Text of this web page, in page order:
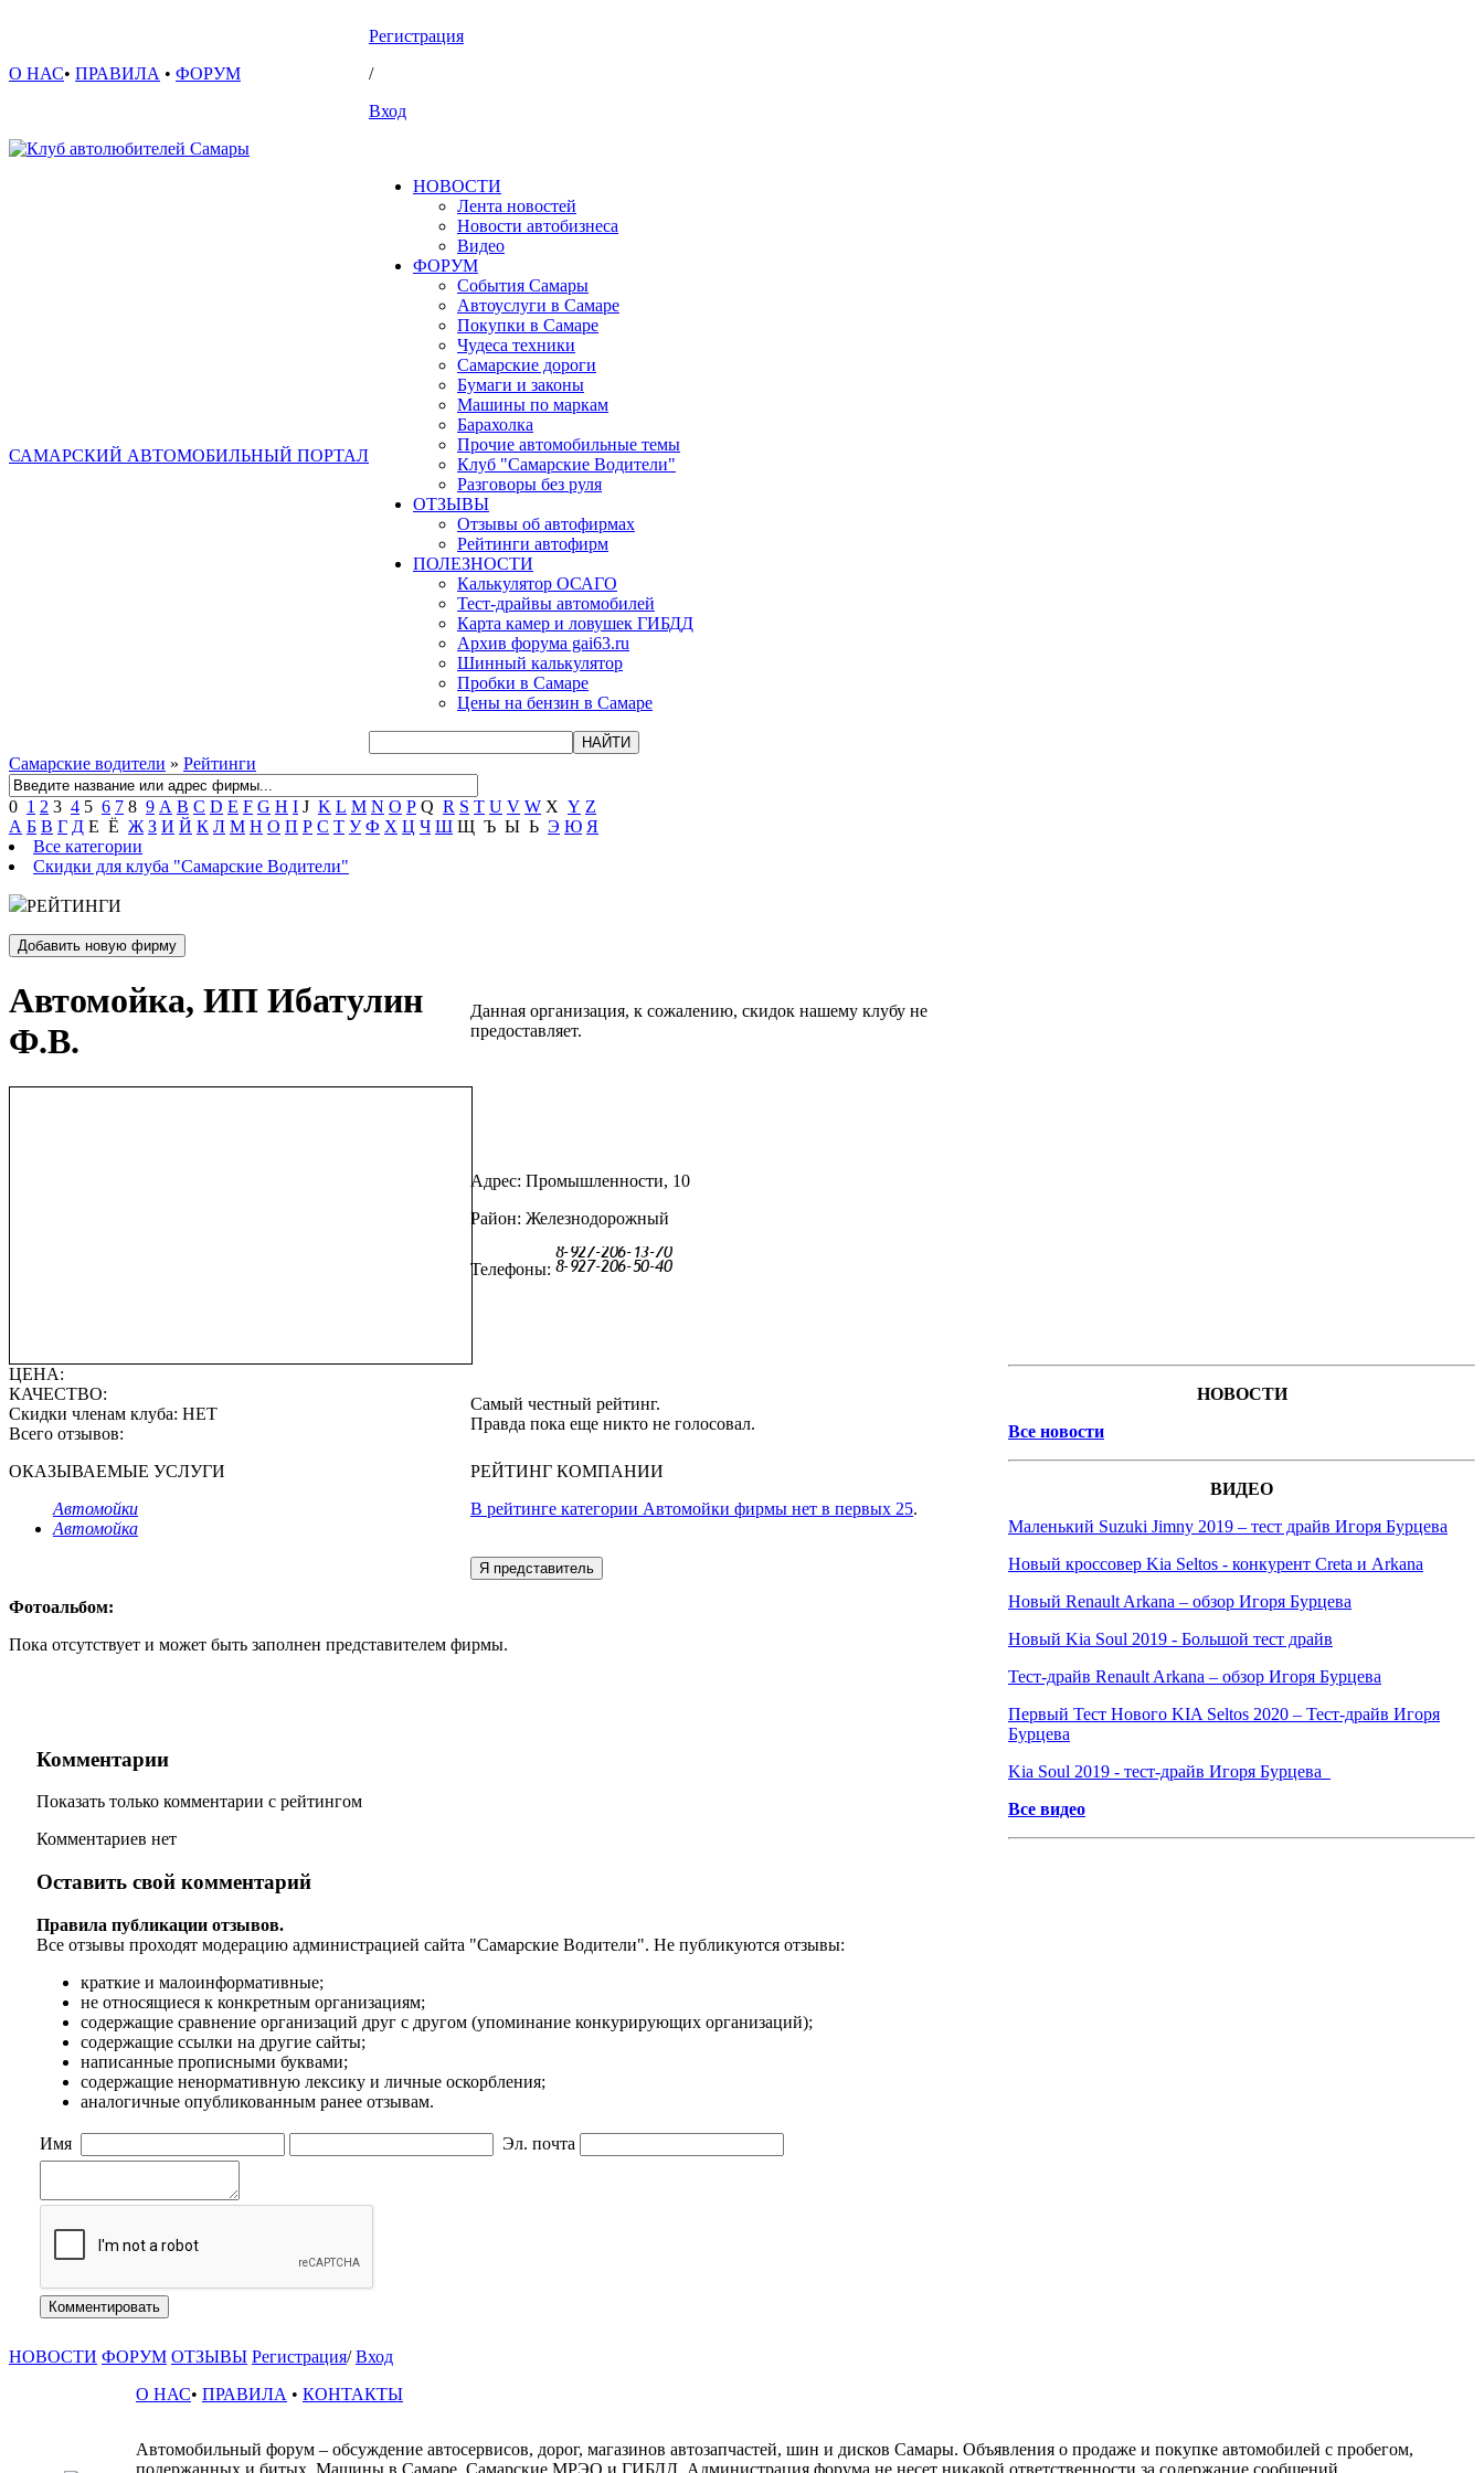
О НАС• ПРАВИЛА • ФОРУМ
Регистрация
/
Вход
САМАРСКИЙ АВТОМОБИЛЬНЫЙ ПОРТАЛ
НОВОСТИ
Лента новостей
Новости автобизнеса
Видео
ФОРУМ
События Самары
Автоуслуги в Самаре
Покупки в Самаре
Чудеса техники
Самарские дороги
Бумаги и законы
Машины по маркам
Барахолка
Прочие автомобильные темы
Клуб "Самарские Водители"
Разговоры без руля
ОТЗЫВЫ
Отзывы об автофирмах
Рейтинги автофирм
ПОЛЕЗНОСТИ
Калькулятор ОСАГО
Тест-драйвы автомобилей
Карта камер и ловушек ГИБДД
Архив форума gai63.ru
Шинный калькулятор
Пробки в Самаре
Цены на бензин в Самаре
Самарские водители » Рейтинги
0 1 2 3 4 5 6 7 8 9 A B C D E F G H I J K L M N O P Q R S T U V W X Y Z
А Б В Г Д Е Ё Ж З И Й К Л М Н О П Р С Т У Ф Х Ц Ч Ш Щ Ъ Ы Ь Э Ю Я
Все категории
Скидки для клуба "Самарские Водители"
РЕЙТИНГИ
Добавить новую фирму
Автомойка, ИП Ибатулин
Ф.В.
Данная организация, к сожалению, скидок нашему клубу не
предоставляет.
Адрес: Промышленности, 10
Район: Железнодорожный
Телефоны:
ЦЕНА:
КАЧЕСТВО:
Скидки членам клуба: НЕТ
Всего отзывов:
Самый честный рейтинг.
Правда пока еще никто не голосовал.
ОКАЗЫВАЕМЫЕ УСЛУГИ
Автомойки
Автомойка
РЕЙТИНГ КОМПАНИИ
В рейтинге категории Автомойки фирмы нет в первых 25.
Я представитель
Фотоальбом:
Пока отсутствует и может быть заполнен представителем фирмы.
НОВОСТИ
Все новости
ВИДЕО
Маленький Suzuki Jimny 2019 – тест драйв Игоря Бурцева
Новый кроссовер Kia Seltos - конкурент Creta и Arkana
Новый Renault Arkana – обзор Игоря Бурцева
Новый Kia Soul 2019 - Большой тест драйв
Тест-драйв Renault Arkana – обзор Игоря Бурцева
Первый Тест Нового KIA Seltos 2020 – Тест-драйв Игоря
Бурцева
Kia Soul 2019 - тест-драйв Игоря Бурцева
Все видео
Комментарии
Показать только комментарии с рейтингом
Комментариев нет
Оставить свой комментарий
Правила публикации отзывов.
Все отзывы проходят модерацию администрацией сайта "Самарские Водители". Не публикуются отзывы:
краткие и малоинформативные;
не относящиеся к конкретным организациям;
содержащие сравнение организаций друг с другом (упоминание конкурирующих организаций);
содержащие ссылки на другие сайты;
написанные прописными буквами;
содержащие ненормативную лексику и личные оскорбления;
аналогичные опубликованным ранее отзывам.
Имя Эл. почта
Комментировать
НОВОСТИ ФОРУМ ОТЗЫВЫ Регистрация/ Вход
О НАС• ПРАВИЛА • КОНТАКТЫ
Автомобильный форум – обсуждение автосервисов, дорог, магазинов автозапчастей, шин и дисков Самары. Объявления о продаже и покупке автомобилей с пробегом,
подержанных и битых. Машины в Самаре. Самарские МРЭО и ГИБДД. Администрация форума не несет никакой ответственности за содержание сообщений.